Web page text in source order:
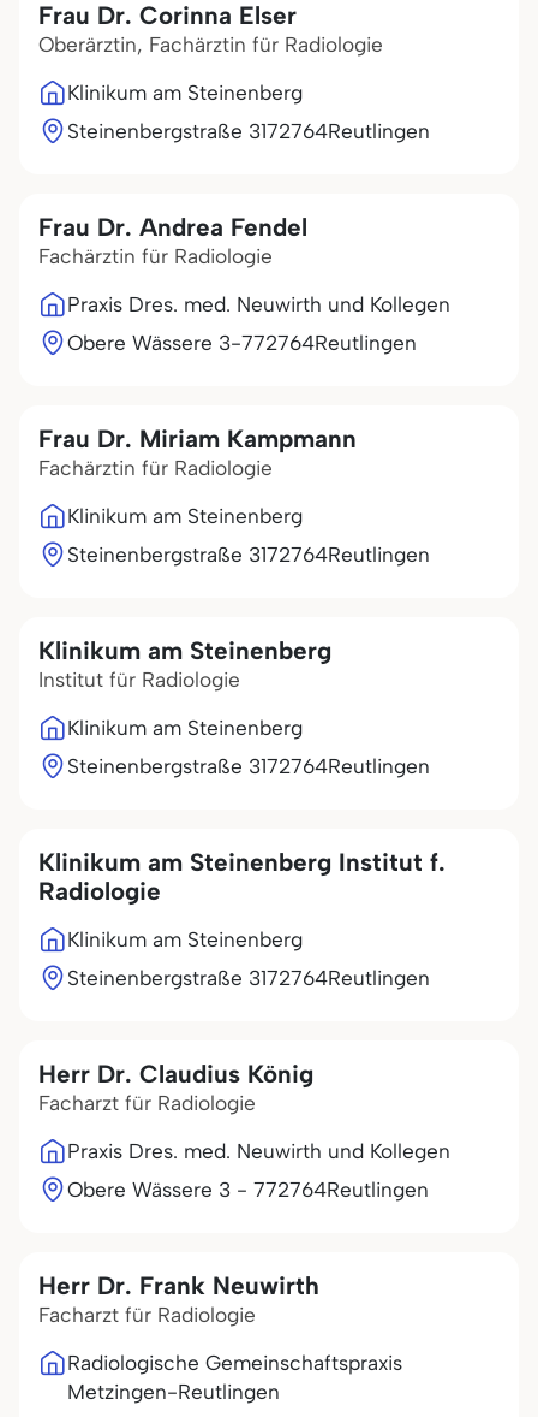
Frau Dr. Corinna Elser
Oberärztin, Fachärztin für Radiologie
Klinikum am Steinenberg
Steinenbergstraße 3172764Reutlingen
Frau Dr. Andrea Fendel
Fachärztin für Radiologie
Praxis Dres. med. Neuwirth und Kollegen
Obere Wässere 3-772764Reutlingen
Frau Dr. Miriam Kampmann
Fachärztin für Radiologie
Klinikum am Steinenberg
Steinenbergstraße 3172764Reutlingen
Klinikum am Steinenberg
Institut für Radiologie
Klinikum am Steinenberg
Steinenbergstraße 3172764Reutlingen
Klinikum am Steinenberg Institut f.
Radiologie
Klinikum am Steinenberg
Steinenbergstraße 3172764Reutlingen
Herr Dr. Claudius König
Facharzt für Radiologie
Praxis Dres. med. Neuwirth und Kollegen
Obere Wässere 3 - 772764Reutlingen
Herr Dr. Frank Neuwirth
Facharzt für Radiologie
Radiologische Gemeinschaftspraxis
Metzingen-Reutlingen